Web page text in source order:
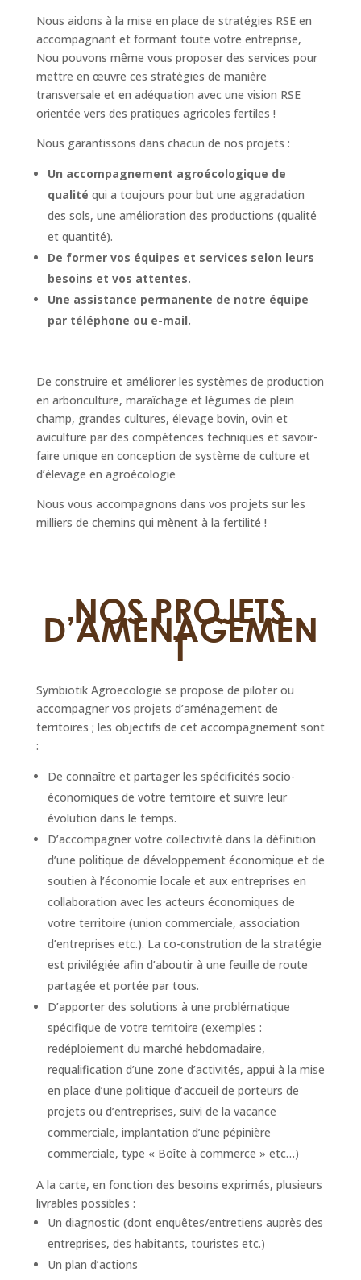
Nous aidons à la mise en place de stratégies RSE en
accompagnant et formant toute votre entreprise,
Nou pouvons même vous proposer des services pour
mettre en œuvre ces stratégies de manière
transversale et en adéquation avec une vision RSE
orientée vers des pratiques agricoles fertiles !
Nous garantissons dans chacun de nos projets :
Un accompagnement agroécologique de
qualité qui a toujours pour but une aggradation
des sols, une amélioration des productions (qualité
et quantité).
De former vos équipes et services selon leurs
besoins et vos attentes.
Une assistance permanente de notre équipe
par téléphone ou e-mail.
De construire et améliorer les systèmes de production
en arboriculture, maraîchage et légumes de plein
champ, grandes cultures, élevage bovin, ovin et
aviculture par des compétences techniques et savoir-
faire unique en conception de système de culture et
d’élevage en agroécologie
Nous vous accompagnons dans vos projets sur les
milliers de chemins qui mènent à la fertilité !
NOS PROJETS
D’AMENAGEMEN
T
Symbiotik Agroecologie se propose de piloter ou
accompagner vos projets d’aménagement de
territoires ; les objectifs de cet accompagnement sont
:
De connaître et partager les spécificités socio-
économiques de votre territoire et suivre leur
évolution dans le temps.
D’accompagner votre collectivité dans la définition
d’une politique de développement économique et de
soutien à l’économie locale et aux entreprises en
collaboration avec les acteurs économiques de
votre territoire (union commerciale, association
d’entreprises etc.). La co-constrution de la stratégie
est privilégiée afin d’aboutir à une feuille de route
partagée et portée par tous.
D’apporter des solutions à une problématique
spécifique de votre territoire (exemples :
redéploiement du marché hebdomadaire,
requalification d’une zone d’activités, appui à la mise
en place d’une politique d’accueil de porteurs de
projets ou d’entreprises, suivi de la vacance
commerciale, implantation d’une pépinière
commerciale, type « Boîte à commerce » etc…)
A la carte, en fonction des besoins exprimés, plusieurs
livrables possibles :
Un diagnostic (dont enquêtes/entretiens auprès des
entreprises, des habitants, touristes etc.)
Un plan d’actions